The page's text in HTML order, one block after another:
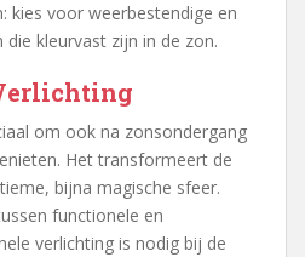
kies voor weerbestendige en
kleurvast zijn in de zon.
om ook na zonsondergang
Het transformeert de
bijna magische sfeer.
functionele en
verlichting is nodig bij de